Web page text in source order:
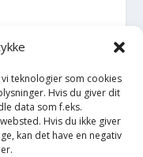
teknologier som cookies
Hvis du giver dit
data som f.eks.
Hvis du ikke giver
kan det have en negativ